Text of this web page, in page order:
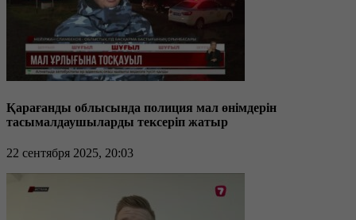
Қарағанды облысында полиция мал өнімдерін
тасымалдаушыларды тексеріп жатыр
22 сентября 2025, 20:03